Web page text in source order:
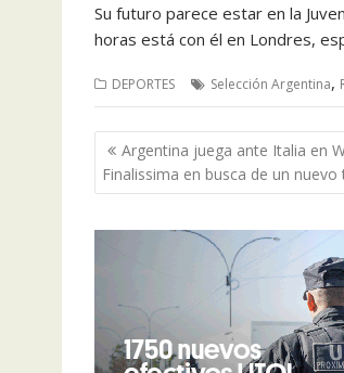
Su futuro parece estar en la
horas está con él en Londres,
DEPORTES Selección Argentina,
Navegación
de
entradas
Argentina juega ante Italia en
Finalissima en busca de un nuevo